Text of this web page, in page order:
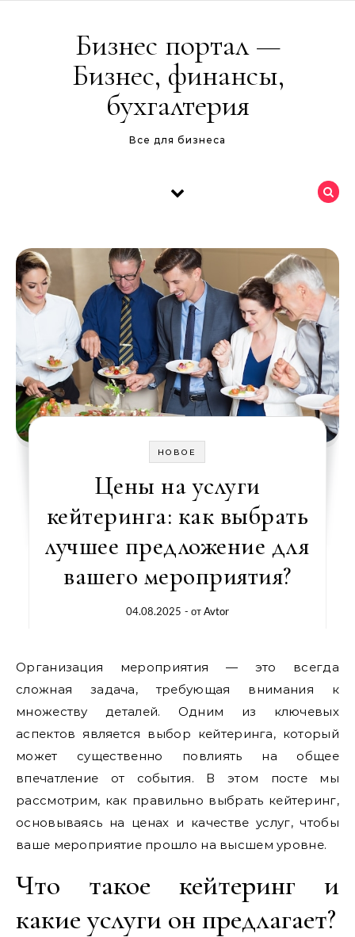
Бизнес портал —
Бизнес, финансы,
бухгалтерия
Все для бизнеса
НОВОЕ
Цены на услуги
кейтеринга: как выбрать
лучшее предложение для
вашего мероприятия?
04.08.2025 - отAvtor
Организация мероприятия — это всегда
сложная задача, требующая внимания к
множеству деталей. Одним из ключевых
аспектов является выбор кейтеринга, который
может существенно повлиять на общее
впечатление от события. В этом посте мы
рассмотрим, как правильно выбрать кейтеринг,
основываясь на ценах и качестве услуг, чтобы
ваше мероприятие прошло на высшем уровне.
Что такое кейтеринг и
какие услуги он предлагает?